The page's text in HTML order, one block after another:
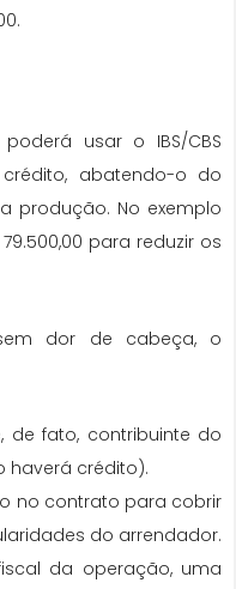
usar o IBS/CBS
abatendo-o do
produção. No exemplo
para reduzir os
dor de cabeça, o
de fato, contribuinte do
haverá crédito).
no contrato para cobrir
do arrendador.
da operação, uma